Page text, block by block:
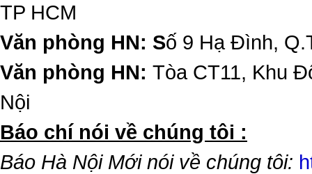
TP HCM
Văn phòng HN: Số 9 Hạ Đình,
Văn phòng HN: Tòa CT11, Khu
Nội
​Báo chí nói về chúng tôi :
Báo Hà Nội Mới nói về chúng tôi: